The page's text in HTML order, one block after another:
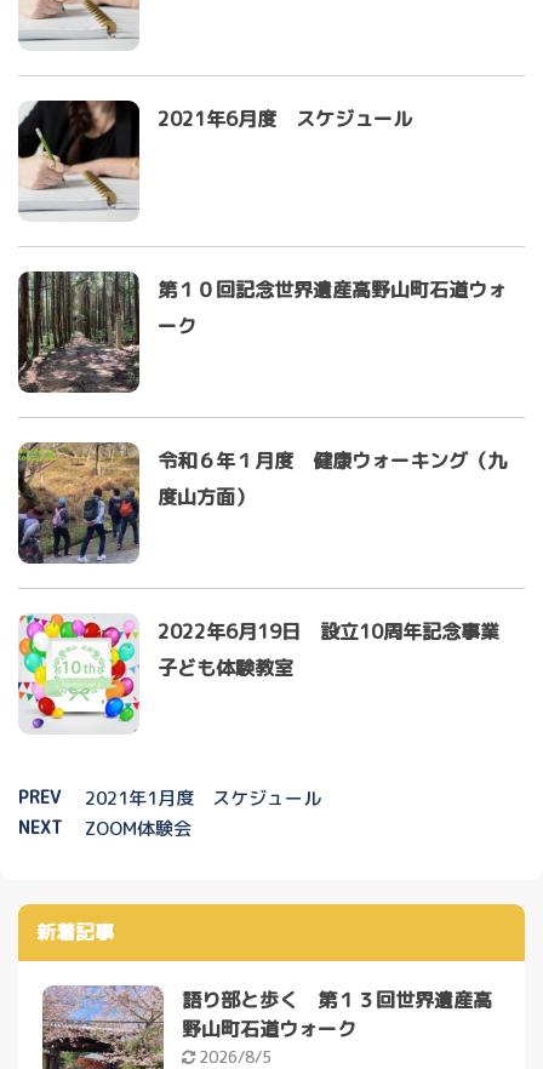
2021年6月度 スケジュール
第１０回記念世界遺産高野山町石道ウォ
ーク
令和６年１月度 健康ウォーキング（九
度山方面）
2022年6月19日 設立10周年記念事業
子ども体験教室
PREV 2021年1月度 スケジュール
NEXT ZOOM体験会
新着記事
語り部と歩く 第１３回世界遺産高
野山町石道ウォーク
2026/8/5